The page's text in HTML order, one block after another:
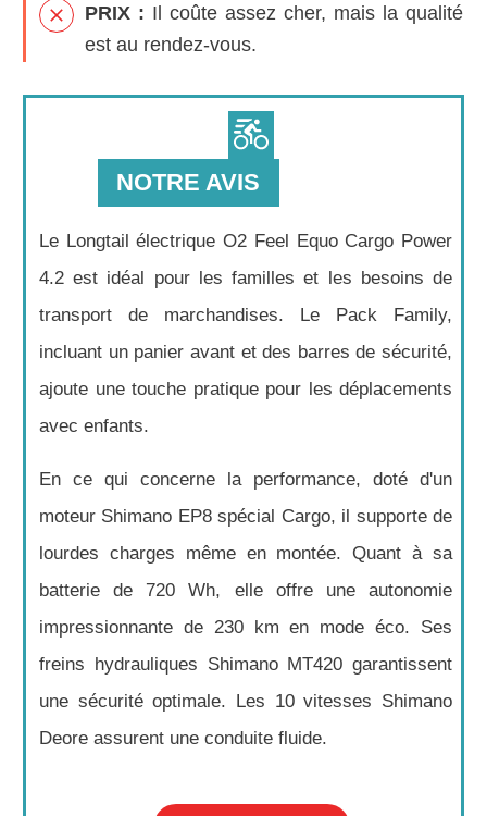
PRIX : Il coûte assez cher, mais la qualité
est au rendez-vous.
NOTRE AVIS
Le Longtail électrique O2 Feel Equo Cargo Power
4.2 est idéal pour les familles et les besoins de
transport de marchandises. Le Pack Family,
incluant un panier avant et des barres de sécurité,
ajoute une touche pratique pour les déplacements
avec enfants.
En ce qui concerne la performance, doté d'un
moteur Shimano EP8 spécial Cargo, il supporte de
lourdes charges même en montée. Quant à sa
batterie de 720 Wh, elle offre une autonomie
impressionnante de 230 km en mode éco. Ses
freins hydrauliques Shimano MT420 garantissent
une sécurité optimale. Les 10 vitesses Shimano
Deore assurent une conduite fluide.